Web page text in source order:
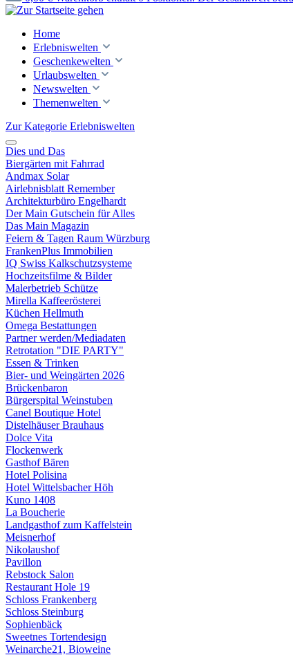
Home
Erlebniswelten
Geschenkewelten
Urlaubswelten
Newswelten
Themenwelten
Zur Kategorie Erlebniswelten
Dies und Das
Biergärten mit Fahrrad
Andmax Solar
Airlebnisblatt Remember
Architekturbüro Engelhardt
Der Main Gutschein für Alles
Das Main Magazin
Feiern & Tagen Raum Würzburg
FrankenPlus Immobilien
IQ Swiss Kalkschutzsysteme
Hochzeitsfilme & Bilder
Malerbetrieb Schütze
Mirella Kaffeerösterei
Küchen Hellmuth
Omega Bestattungen
Partner werden/Mediadaten
Retrotation "DIE PARTY"
Essen & Trinken
Bier- und Weingärten 2026
Brückenbaron
Bürgerspital Weinstuben
Canel Boutique Hotel
Distelhäuser Brauhaus
Dolce Vita
Flockenwerk
Gasthof Bären
Hotel Polisina
Hotel Wittelsbacher Höh
Kuno 1408
La Boucherie
Landgasthof zum Kaffelstein
Meisnerhof
Nikolaushof
Pavillon
Rebstock Salon
Restaurant Hole 19
Schloss Frankenberg
Schloss Steinburg
Sophienbäck
Sweetnes Tortendesign
Weinarche21, Bioweine